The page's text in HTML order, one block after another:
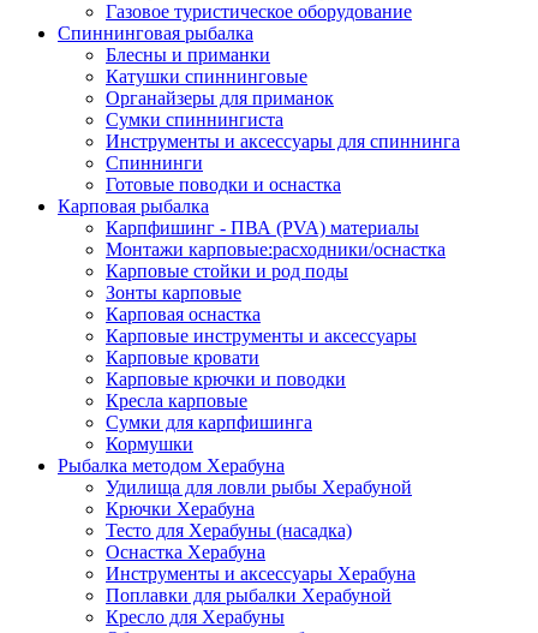
Газовое туристическое оборудование
Спиннинговая рыбалка
Блесны и приманки
Катушки спиннинговые
Органайзеры для приманок
Сумки спиннингиста
Инструменты и аксессуары для спиннинга
Спиннинги
Готовые поводки и оснастка
Карповая рыбалка
Карпфишинг - ПВА (PVA) материалы
Монтажи карповые:расходники/оснастка
Карповые стойки и род поды
Зонты карповые
Карповая оснастка
Карповые инструменты и аксессуары
Карповые кровати
Карповые крючки и поводки
Кресла карповые
Сумки для карпфишинга
Кормушки
Рыбалка методом Херабуна
Удилища для ловли рыбы Херабуной
Крючки Херабуна
Тесто для Херабуны (насадка)
Оснастка Херабуна
Инструменты и аксессуары Херабуна
Поплавки для рыбалки Херабуной
Кресло для Херабуны